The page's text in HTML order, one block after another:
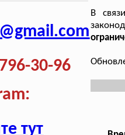
30-96
тут
В